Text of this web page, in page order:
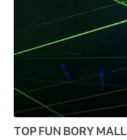
TOP FUN BORY MALL